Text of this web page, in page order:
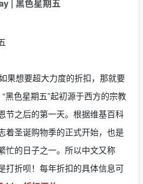
| 黑色星期五
果想要超大力度的折扣，那就要
黑色星期五”起初源于西方的宗教
节之后的第一天。根据维基百科
着圣诞购物季的正式开始，也是
忙的日子之一。所以中文又称
打折呗！每年折扣的具体信息可